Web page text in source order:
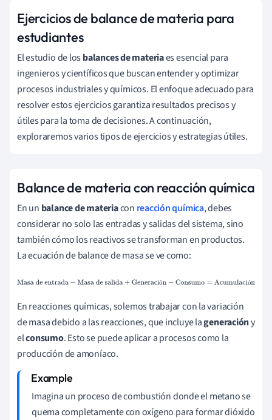
Ejercicios de balance de materia para
estudiantes
El estudio de losbalances de materiaes esencial para
ingenieros y científicos que buscan entender y optimizar
procesos industriales y químicos. El enfoque adecuado para
resolver estos ejercicios garantiza resultados precisos y
útiles para la toma de decisiones. A continuación,
exploraremos varios tipos de ejercicios y estrategias útiles.
Balance de materia con reacción química
En un balance de materiacon reacción química, debes
considerar no solo las entradas y salidas del sistema, sino
también cómo los reactivos se transforman en productos.
La ecuación de balance de masa se ve como:
ó ó
Masa de entrada−Masa de
En reacciones químicas, solemos trabajar con la variación
de masa debido a las reacciones, que incluye lageneracióny
elconsumo. Esto se puede aplicar a procesos como la
producción de amoníaco.
Imagina un proceso de combustión donde el metano se
quema completamente con oxígeno para formar dióxido